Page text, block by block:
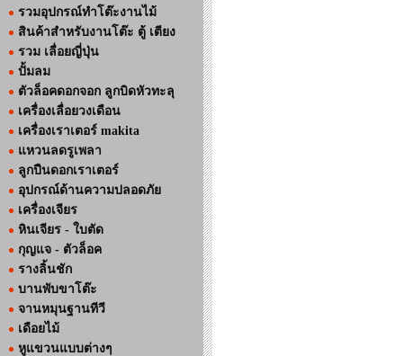
รวมอุปกรณ์ทำโต๊ะงานไม้
สินค้าสำหรับงานโต๊ะ ตู้ เตียง
รวม เลื่อยญี่ปุ่น
ปั้มลม
ตัวล็อคดอกจอก ลูกบิดหัวทะลุ
เครื่องเลื่อยวงเดือน
เครื่องเราเตอร์ makita
แหวนลดรูเพลา
ลูกปืนดอกเราเตอร์
อุปกรณ์ด้านความปลอดภัย
เครื่องเจียร
หินเจียร - ใบตัด
กุญแจ - ตัวล็อค
รางลิ้นชัก
บานพับขาโต๊ะ
จานหมุนฐานทีวี
เดือยไม้
หูแขวนแบบต่างๆ